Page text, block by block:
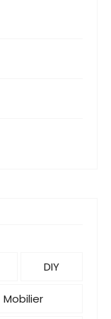
DIY
Mobilier